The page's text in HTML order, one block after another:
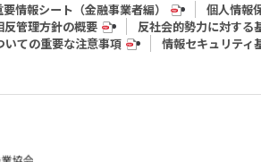
要情報シート（⾦融事業者編） 個人情報
反管理方針の概要 反社会的勢力に対する
ての重要な注意事項
情報セキュリティ